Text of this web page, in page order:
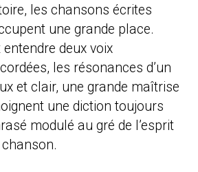
les chansons écrites
une grande place.
deux voix
les résonances d’un
et clair, une grande maîtrise
une diction toujours
modulé au gré de l’esprit